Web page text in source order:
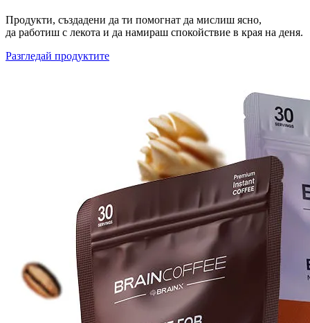
Продукти, създадени да ти помогнат да мислиш ясно,
да работиш с лекота и да намираш спокойствие в края на деня.
Разгледай продуктите